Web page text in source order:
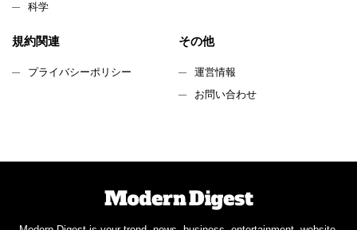
科学
規約関連
プライバシーポリシー
その他
運営情報
お問い合わせ